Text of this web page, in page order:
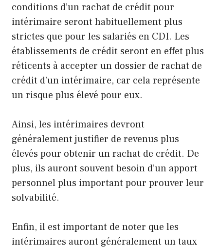
conditions d’un rachat de crédit pour
intérimaire seront habituellement plus
strictes que pour les salariés en CDI. Les
établissements de crédit seront en effet plus
réticents à accepter un dossier de rachat de
crédit d’un intérimaire, car cela représente
un risque plus élevé pour eux.
Ainsi, les intérimaires devront
généralement justifier de revenus plus
élevés pour obtenir un rachat de crédit. De
plus, ils auront souvent besoin d’un apport
personnel plus important pour prouver leur
solvabilité.
Enfin, il est important de noter que les
intérimaires auront généralement un taux